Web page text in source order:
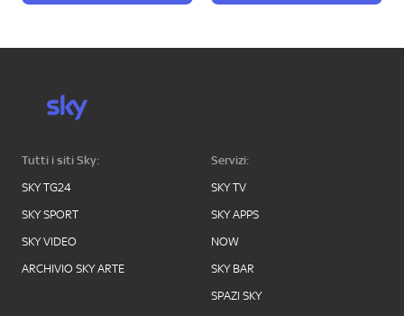
Tutti i siti Sky:
SKY TG24
SKY SPORT
SKY VIDEO
ARCHIVIO SKY ARTE
Servizi:
SKY TV
SKY APPS
NOW
SKY BAR
SPAZI SKY